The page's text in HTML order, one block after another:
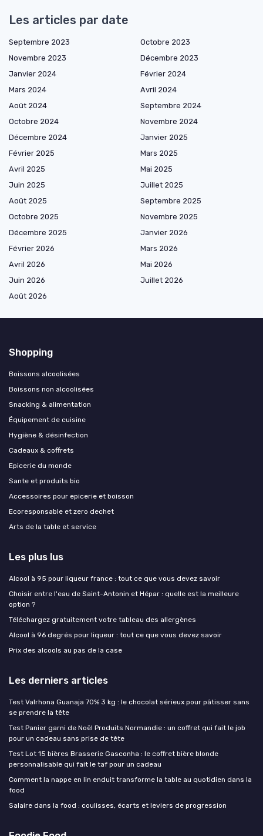
Les articles par date
Septembre 2023
Octobre 2023
Novembre 2023
Décembre 2023
Janvier 2024
Février 2024
Mars 2024
Avril 2024
Août 2024
Septembre 2024
Octobre 2024
Novembre 2024
Décembre 2024
Janvier 2025
Février 2025
Mars 2025
Avril 2025
Mai 2025
Juin 2025
Juillet 2025
Août 2025
Septembre 2025
Octobre 2025
Novembre 2025
Décembre 2025
Janvier 2026
Février 2026
Mars 2026
Avril 2026
Mai 2026
Juin 2026
Juillet 2026
Août 2026
Shopping
Boissons alcoolisées
Boissons non alcoolisées
Snacking & alimentation
Équipement de cuisine
Hygiène & désinfection
Cadeaux & coffrets
Epicerie du monde
Sante et produits bio
Accessoires pour epicerie et boisson
Ecoresponsable et zero dechet
Arts de la table et service
Les plus lus
Alcool à 95 pour liqueur france : tout ce que vous devez savoir
Choisir entre l'eau de Saint-Antonin et Hépar : quelle est la meilleure
option ?
Téléchargez gratuitement votre tableau des allergènes
Alcool à 96 degrés pour liqueur : tout ce que vous devez savoir
Prix des alcools au pas de la case
Les derniers articles
Test Valrhona Guanaja 70% 3 kg : le chocolat sérieux pour pâtisser sans
se prendre la tête
Test Panier garni de Noël Produits Normandie : un coffret qui fait le job
pour un cadeau sans prise de tête
Test Lot 15 bières Brasserie Gasconha : le coffret bière blonde
personnalisable qui fait le taf pour un cadeau
Comment la nappe en lin enduit transforme la table au quotidien dans la
food
Salaire dans la food : coulisses, écarts et leviers de progression